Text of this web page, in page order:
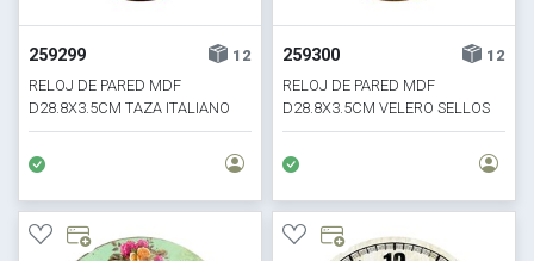
259299
12
RELOJ DE PARED MDF
D28.8X3.5CM TAZA ITALIANO
COFFEE
259300
12
RELOJ DE PARED MDF
D28.8X3.5CM VELERO SELLOS